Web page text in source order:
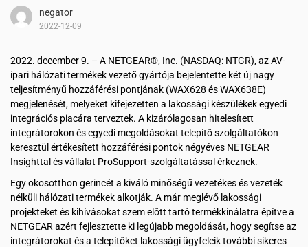
negator
2022-12-09
2022. december 9. – A NETGEAR®, Inc. (NASDAQ: NTGR), az AV-
ipari hálózati termékek vezető gyártója bejelentette két új nagy
teljesítményű hozzáférési pontjának (WAX628 és WAX638E)
megjelenését, melyeket kifejezetten a lakossági készülékek egyedi
integrációs piacára terveztek. A kizárólagosan hitelesített
integrátorokon és egyedi megoldásokat telepítő szolgáltatókon
keresztül értékesített hozzáférési pontok négyéves NETGEAR
Insighttal és vállalat ProSupport-szolgáltatással érkeznek.
Egy okosotthon gerincét a kiváló minőségű vezetékes és vezeték
nélküli hálózati termékek alkotják. A már meglévő lakossági
projekteket és kihívásokat szem előtt tartó termékkínálatra építve a
NETGEAR azért fejlesztette ki legújabb megoldását, hogy segítse az
integrátorokat és a telepítőket lakossági ügyfeleik további sikeres